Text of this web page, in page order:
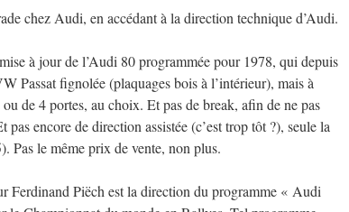
chez Audi, en accédant à la direction technique d’Audi.
à jour de l’Audi 80 programmée pour 1978, qui depuis
Passat fignolée (plaquages bois à l’intérieur), mais à
de 4 portes, au choix. Et pas de break, afin de ne pas
encore de direction assistée (c’est trop tôt ?), seule la
Pas le même prix de vente, non plus.
Ferdinand Piëch est la direction du programme « Audi